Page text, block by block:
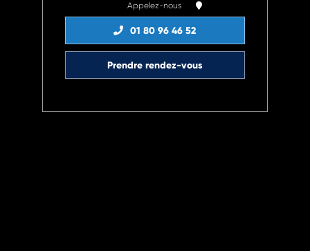
Appelez-nous
01 80 96 46 52
Prendre rendez-vous